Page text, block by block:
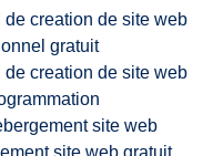
de creation de site web
gratuit
de creation de site web
site web
site web gratuit